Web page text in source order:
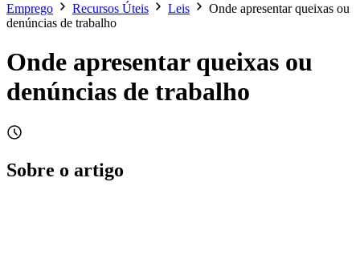
Emprego
Recursos Úteis Leis
Onde apresentar queixas ou
denúncias de trabalho
Onde apresentar queixas ou
denúncias de trabalho
Sobre o artigo